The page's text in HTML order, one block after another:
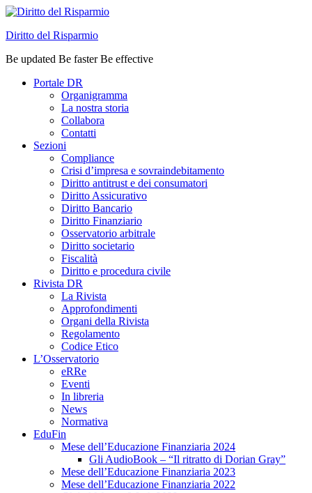
Diritto del Risparmio
Be updated Be faster Be effective
Portale DR
Organigramma
La nostra storia
Collabora
Contatti
Sezioni
Compliance
Crisi d’impresa e sovraindebitamento
Diritto antitrust e dei consumatori
Diritto Assicurativo
Diritto Bancario
Diritto Finanziario
Osservatorio arbitrale
Diritto societario
Fiscalità
Diritto e procedura civile
Rivista DR
La Rivista
Approfondimenti
Organi della Rivista
Regolamento
Codice Etico
L’Osservatorio
eRRe
Eventi
In libreria
News
Normativa
EduFin
Mese dell’Educazione Finanziaria 2024
Gli AudioBook – “Il ritratto di Dorian Gray”
Mese dell’Educazione Finanziaria 2023
Mese dell’Educazione Finanziaria 2022